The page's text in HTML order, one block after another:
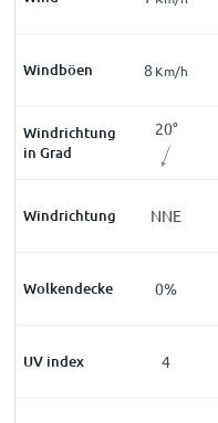
Windböen
h 16Km/h 8 Km/h
Windrichtung
in Grad
94° 20°
Windrichtung
E NNE
Wolkendecke
0% 0%
UV index
0 4